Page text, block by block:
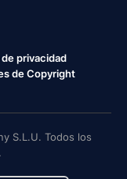
privacidad
de Copyright
S.L.U. Todos los